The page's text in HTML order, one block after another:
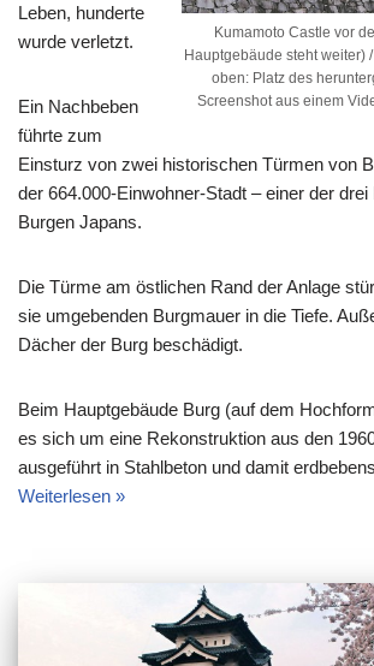
Kumamoto Castle vor
Hauptgebäude steht weiter)
oben: Platz des
Screenshot aus einem
Leben, hunderte
wurde verletzt.
Ein Nachbeben
führte zum
Einsturz von zwei historischen Türmen von
der 664.000-Einwohner-Stadt – einer der
Burgen Japans.
Die Türme am östlichen Rand der Anlage
sie umgebenden Burgmauer in die Tiefe.
Dächer der Burg beschädigt.
Beim Hauptgebäude Burg (auf dem
es sich um eine Rekonstruktion aus den
ausgeführt in Stahlbeton und damit
Weiterlesen »